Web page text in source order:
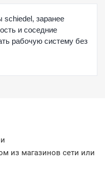
заранее
и соседние
рабочую систему без
из магазинов сети или